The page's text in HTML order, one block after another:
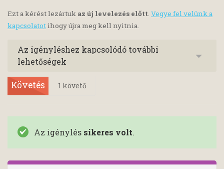
Ezt a kérést lezártuk az új levelezés előtt. Vegye fel velünk a
kapcsolatotihogy újra meg kell nyitnia.
Az igényléshez kapcsolódó további
lehetőségek
Követés 1 követő
Az igénylés sikeres volt.